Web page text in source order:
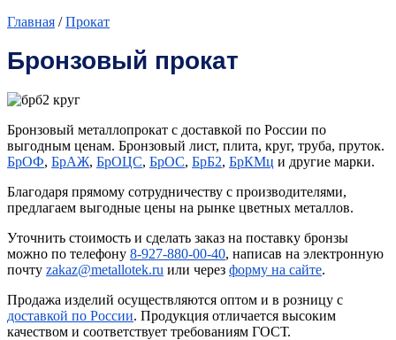
Главная /Прокат
Бронзовый прокат
Бронзовый металлопрокат с доставкой по России по
выгодным ценам. Бронзовый лист, плита, круг, труба, пруток.
БрОФ, БрАЖ, БрОЦС, БрОС, БрБ2, БрКМц и другие марки.
Благодаря прямому сотрудничеству с производителями,
предлагаем выгодные цены на рынке цветных металлов.
Уточнить стоимость и сделать заказ на поставку бронзы
можно по телефону 8-927-880-00-40, написав на электронную
почту zakaz@metallotek.ru или через форму на сайте.
Продажа изделий осуществляются оптом и в розницу с
доставкой по России. Продукция отличается высоким
качеством и соответствует требованиям ГОСТ.